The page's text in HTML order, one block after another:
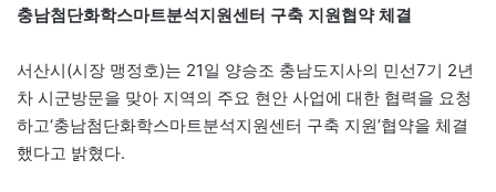
충남첨단화학스마트분석지원센터 구축 지원협약 체결
서산시(시장 맹정호)는 21일 양승조 충남도지사의 민선7기 2년
차 시군방문을 맞아 지역의 주요 현안 사업에 대한 협력을 요청
하고‘충남첨단화학스마트분석지원센터 구축 지원’협약을 체결
했다고 밝혔다.